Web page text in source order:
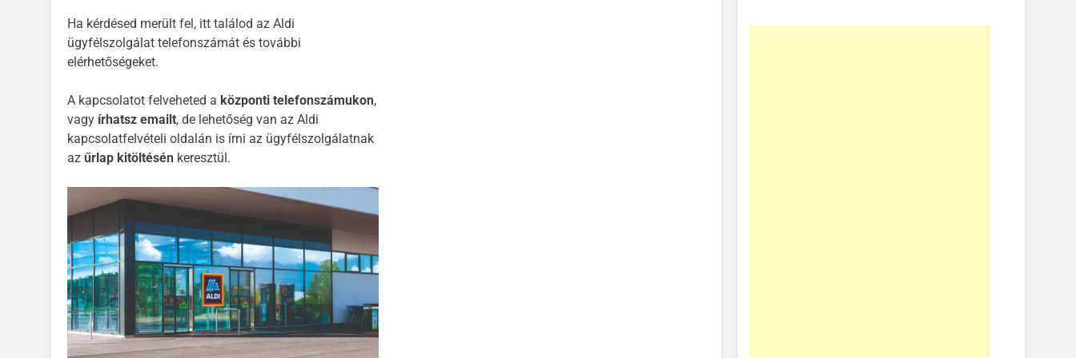
Ha kérdésed merült fel, itt találod az Aldi
ügyfélszolgálat telefonszámát és további
elérhetőségeket.
A kapcsolatot felveheted a központi telefonszámukon,
vagy írhatsz emailt, de lehetőség van az Aldi
kapcsolatfelvételi oldalán is írni az ügyfélszolgálatnak
az űrlap kitöltésén keresztül.